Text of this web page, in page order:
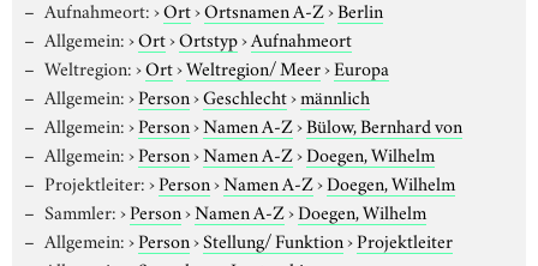
Aufnahmeort:›Ort›Ortsnamen A-Z›Berlin
Allgemein:›Ort›Ortstyp›Aufnahmeort
Weltregion:›Ort›Weltregion/ Meer›Europa
Allgemein:›Person›Geschlecht›männlich
Allgemein:›Person›Namen A-Z›Bülow, Bernhard von
Allgemein:›Person›Namen A-Z›Doegen, Wilhelm
Projektleiter:›Person›Namen A-Z›Doegen, Wilhelm
Sammler:›Person›Namen A-Z›Doegen, Wilhelm
Allgemein:›Person›Stellung/ Funktion›Projektleiter